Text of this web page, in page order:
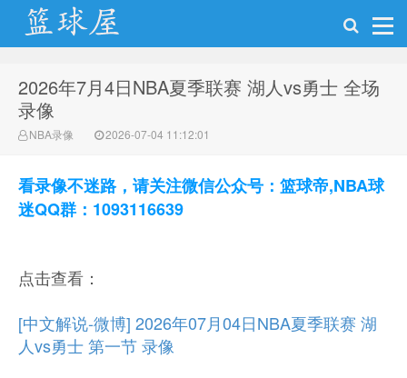
NBA录像网
2026年7月4日NBA夏季联赛 湖人vs勇士 全场
录像
NBA录像 2026-07-04 11:12:01
看录像不迷路，请关注微信公众号：篮球帝,NBA球
迷QQ群：1093116639
点击查看：
[中文解说-微博] 2026年07月04日NBA夏季联赛 湖
人vs勇士 第一节 录像